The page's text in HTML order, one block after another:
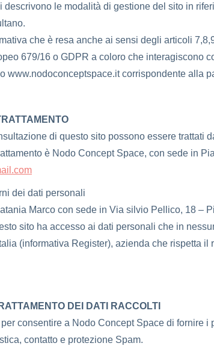
descrivono le modalità di gestione del sito in
che è resa anche ai sensi degli articoli
679/16 o GDPR a coloro che interagiscono
www.nodoconceptspace.it corrispondente alla
di questo sito possono essere trattati
è Nodo Concept Space, con sede in
dei dati personali
Marco con sede in Via silvio Pellico, 18 –
sito ha accesso ai dati personali che in
(informativa Register), azienda che rispetta
DEI DATI RACCOLTI
per consentire a Nodo Concept Space di fornire
contatto e protezione Spam.